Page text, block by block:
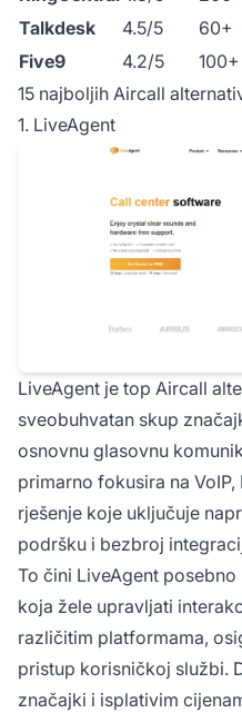
Talkdesk
4.5/5 60+
Five9
4.2/5 100+
15 najboljih Aircall
1. LiveAgent
LiveAgent je top Aircall
sveobuhvatan skup
osnovnu glasovnu
primarno fokusira na
rješenje koje uključuje
podršku i bezbroj
To čini LiveAgent
koja žele upravljati
različitim platformama,
pristup korisničkoj službi.
značajki i isplativim